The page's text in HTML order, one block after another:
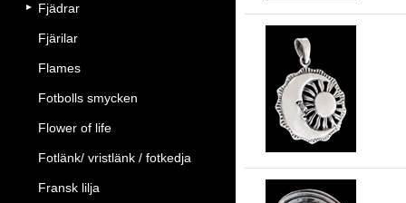
Fjädrar
Fjärilar
Flames
Fotbolls smycken
Flower of life
Fotlänk/ vristlänk / fotkedja
Fransk lilja